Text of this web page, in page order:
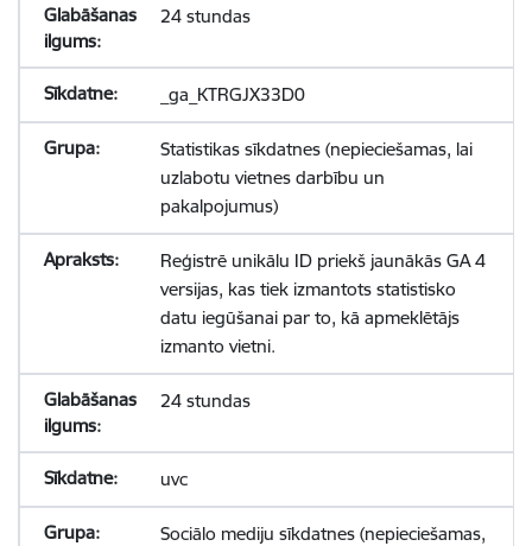
24 stundas
_ga_KTRGJX33D0
Statistikas sīkdatnes (nepieciešamas, lai
uzlabotu vietnes darbību un
pakalpojumus)
Reģistrē unikālu ID priekš jaunākās GA 4
versijas, kas tiek izmantots statistisko
datu iegūšanai par to, kā apmeklētājs
izmanto vietni.
24 stundas
uvc
Sociālo mediju sīkdatnes (nepieciešamas,